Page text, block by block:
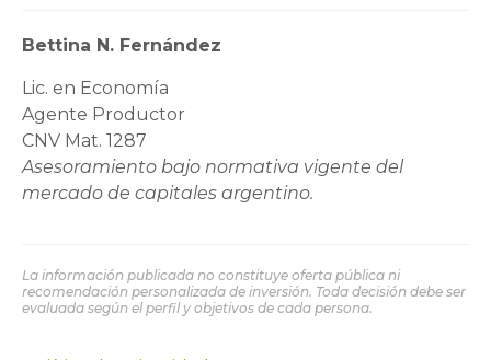
Bettina N. Fernández
Lic. en Economía
Agente Productor
CNV Mat. 1287
Asesoramiento bajo normativa vigente del
mercado de capitales argentino.
La información publicada no constituye oferta pública ni
recomendación personalizada de inversión. Toda decisión debe ser
evaluada según el perfil y objetivos de cada persona.